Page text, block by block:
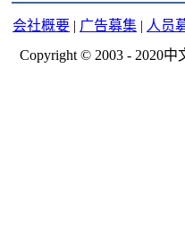
会社概要 | 广告募集 | 人员
Copyright © 2003 - 2020